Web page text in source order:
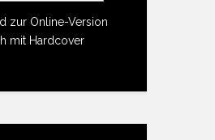
zur Online-Version
mit Hardcover